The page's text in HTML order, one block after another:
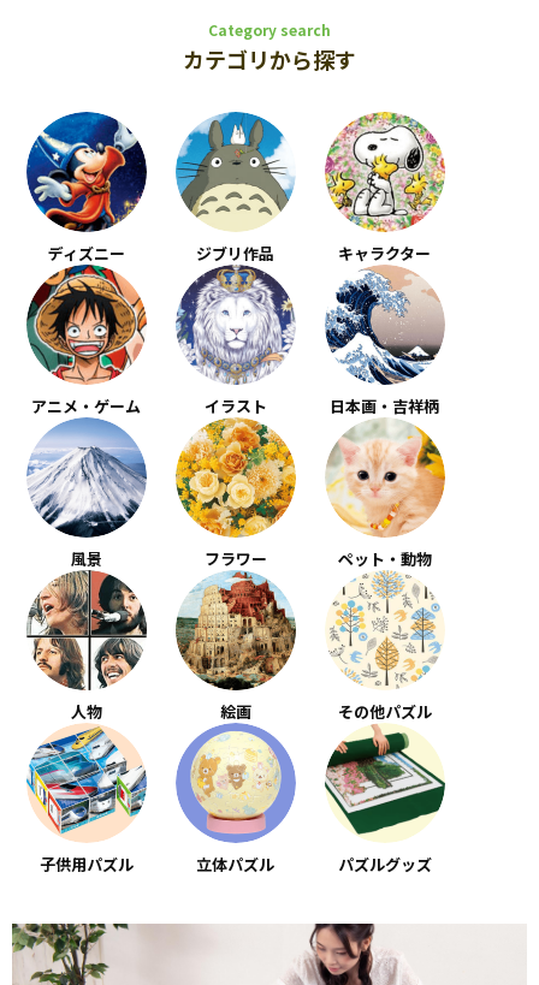
Category search
カテゴリから探す
ディズニー ジブリ作品 キャラクター
アニメ・ゲーム イラスト 日本画・吉祥柄
風景 フラワー ペット・動物
人物 絵画 その他パズル
子供用パズル 立体パズル パズルグッズ